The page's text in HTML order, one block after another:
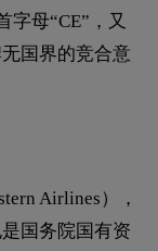
字母“CE”，又
国界的竞合意
Airlines），
国务院国有资